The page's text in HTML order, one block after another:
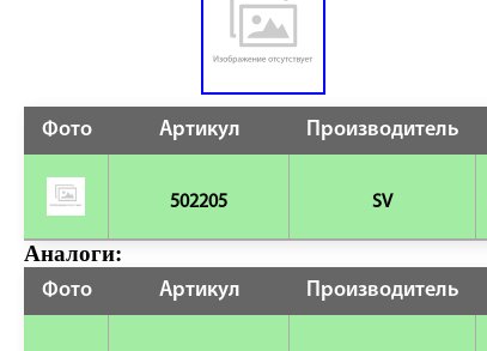
Фото Артикул Производитель
502205 SV
Аналоги:
Фото Артикул Производитель